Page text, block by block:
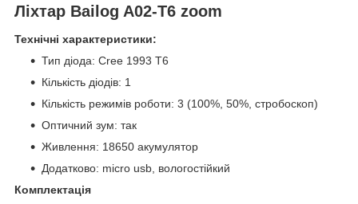
Ліхтар Bailog A02-T6 zoom
Технічні характеристики:
Тип діода: Cree 1993 T6
Кількість діодів: 1
Кількість режимів роботи: 3 (100%, 50%, стробоскоп)
Оптичний зум: так
Живлення: 18650 акумулятор
Додатково: micro usb, вологостійкий
Комплектація